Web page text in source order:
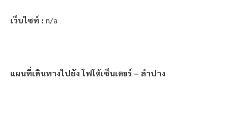
เว็บไซท์ : n/a
แผนที่เดินทางไปยัง โฟโต้เซ็นเตอร์ – ลำปาง